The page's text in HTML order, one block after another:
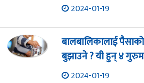
2024-01-19
बालबालिकालाई
बुझाउने ? यी हुन् ४
2024-01-19